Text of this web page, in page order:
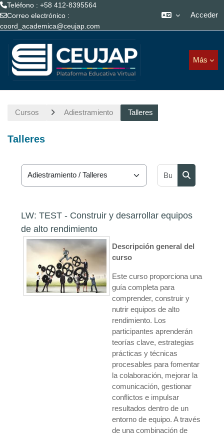
Teléfono : +58 412-8395564
Correo electrónico :
coord_academica@ceujap.com
Acceder
Más
Cursos Adiestramiento Talleres
Talleres
Categorías
Buscar
LW: TEST - Construir y desarrollar equipos
de alto rendimiento
Descripción general del
curso
Este curso proporciona una
guía completa para
comprender, construir y
nutrir equipos de alto
rendimiento. Los
participantes aprenderán
teorías clave, estrategias
prácticas y técnicas
procesables para fomentar
la colaboración, mejorar la
comunicación, gestionar
conflictos e impulsar
resultados dentro de un
entorno de equipo. A través
de una combinación de